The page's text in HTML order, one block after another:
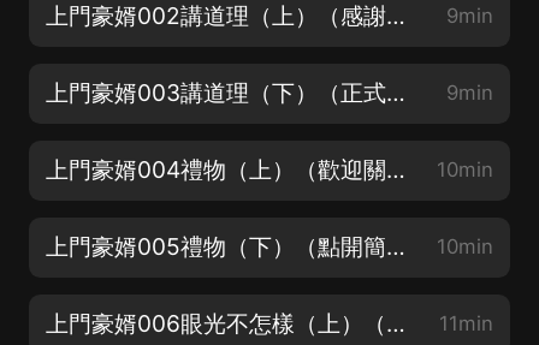
上門豪婿002講道理（上）（感謝粉絲聽眾的支持內容回饋大家！） 9min
上門豪婿003講道理（下）（正式上架，快來收聽吧！） 9min
上門豪婿004禮物（上）（歡迎關注訂閱點讚~） 10min
上門豪婿005禮物（下）（點開簡介直達VIP完本版哦~） 10min
上門豪婿006眼光不怎樣（上）（主頁搜索《上門豪婿》VIP完本版，聽的更爽哦！） 11min